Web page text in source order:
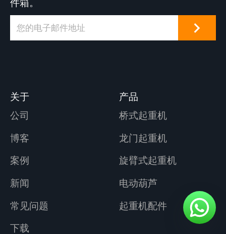
维修，以及大型水电
站施工现场的大坝工
程施工。它的应用范
十分重要的意义。它
是工业过程机械化不
可缺少的重要设备。
件箱。
关于
公司
博客
案例
新闻
常见问题
下载
产品
桥式起重机
龙门起重机
旋臂式起重机
电动葫芦
起重机配件